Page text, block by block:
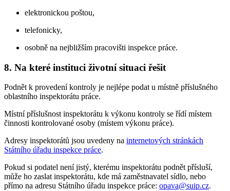
elektronickou poštou,
telefonicky,
osobně na nejbližším pracovišti inspekce práce.
8. Na které instituci životní situaci řešit
Podnět k provedení kontroly je nejlépe podat u místně příslušného
oblastního inspektorátu práce.
Místní příslušnost inspektorátu k výkonu kontroly se řídí místem
činnosti kontrolované osoby (místem výkonu práce).
Adresy inspektorátů jsou uvedeny na internetových stránkách
Státního úřadu inspekce práce.
Pokud si podatel není jistý, kterému inspektorátu podnět přísluší,
může ho zaslat inspektorátu, kde má zaměstnavatel sídlo, nebo
přímo na adresu Státního úřadu inspekce práce: opava@suip.cz.